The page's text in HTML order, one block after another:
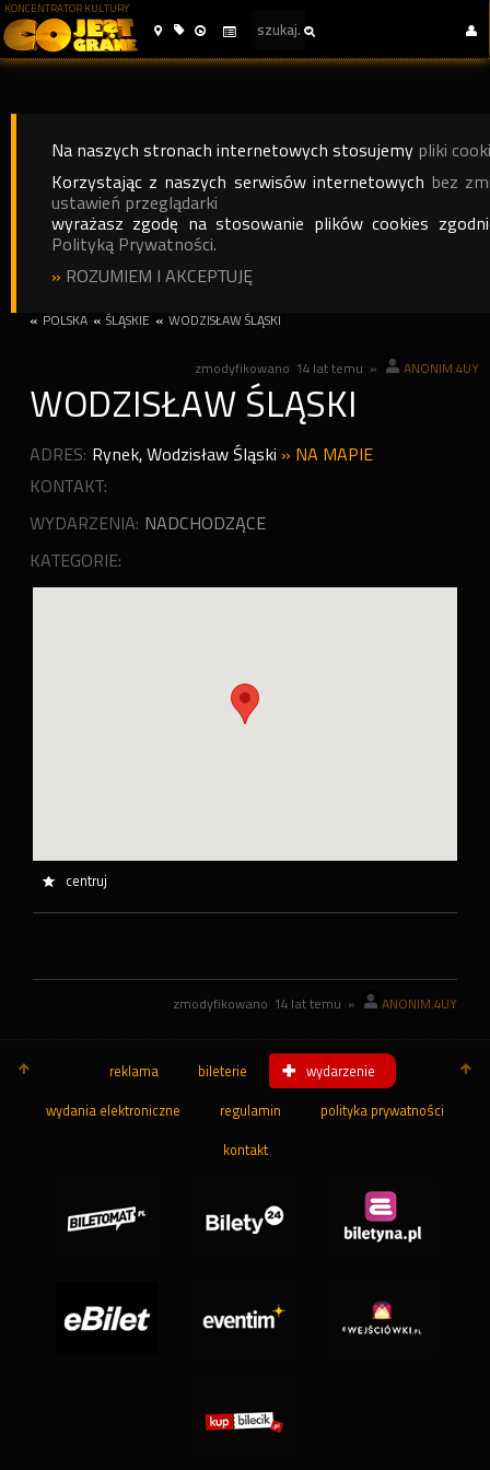
KONCENTRATOR KULTURY
Na naszych stronach internetowych stosujemy pliki
Korzystając z naszych serwisów internetowych bez
ustawień przeglądarki
wyrażasz zgodę na stosowanie plików cookies
Polityką Prywatności.
» ROZUMIEM I AKCEPTUJĘ
« POLSKA « ŚLĄSKIE « WODZISŁAW ŚLĄSKI
zmodyfikowano 14 lat temu » ANONIM.4UY
WODZISŁAW ŚLĄSKI
ADRES: Rynek,Wodzisław Śląski » NA MAPIE
KONTAKT:
WYDARZENIA: NADCHODZĄCE
KATEGORIE:
centruj
zmodyfikowano 14 lat temu » ANONIM.4UY
reklama bileterie wydarzenie
wydania elektroniczne regulamin polityka prywatności
kontakt